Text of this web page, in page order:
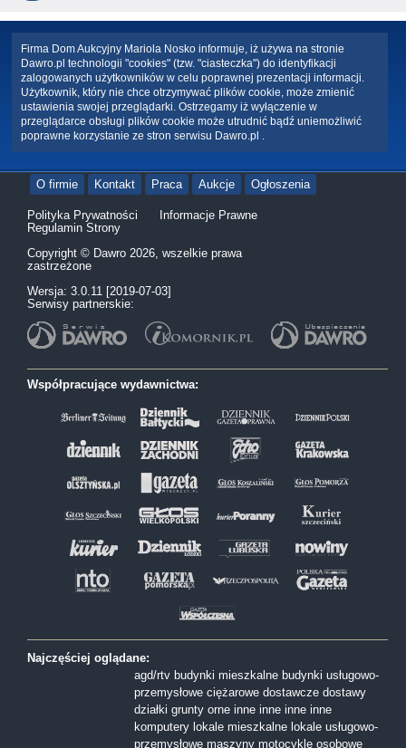
Firma Dom Aukcyjny Mariola Nosko informuje, iż używa na stronie
Dawro.pl technologii "cookies" (tzw. "ciasteczka") do identyfikacji
zalogowanych użytkowników w celu poprawnej prezentacji informacji.
Użytkownik, który nie chce otrzymywać plików cookie, może zmienić
ustawienia swojej przeglądarki. Ostrzegamy iż wyłączenie w
przeglądarce obsługi plików cookie może utrudnić bądź uniemożliwić
poprawne korzystanie ze stron serwisu Dawro.pl .
O firmie Kontakt Praca Aukcje Ogłoszenia
Polityka Prywatności
Informacje Prawne
Regulamin Strony
Copyright © Dawro 2026, wszelkie prawa
zastrzeżone
Wersja: 3.0.11 [2019-07-03]
Serwisy partnerskie:
Współpracujące wydawnictwa:
Najczęściej oglądane:
agd/rtv budynki mieszkalne budynki usługowo-
przemysłowe ciężarowe dostawcze dostawy
działki grunty orne inne inne inne inne
komputery lokale mieszkalne lokale usługowo-
przemysłowe maszyny motocykle osobowe